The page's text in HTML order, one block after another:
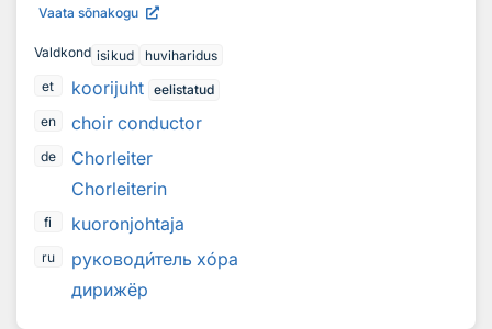
Vaata sõnakogu
Valdkond isikud
huviharidus
et
koorijuht eelistatud
en
choir conductor
de
Chorleiter
Chorleiterin
fi kuoronjohtaja
ru руководитель хора
дирижёр